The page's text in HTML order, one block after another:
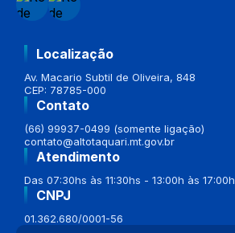
Localização
Av. Macario Subtil de Oliveira, 848
CEP: 78785-000
Contato
(66) 99937-0499 (somente ligação)
contato@altotaquari.mt.gov.br
Atendimento
Das 07:30hs às 11:30hs - 13:00h às 17:00h
CNPJ
01.362.680/0001-56